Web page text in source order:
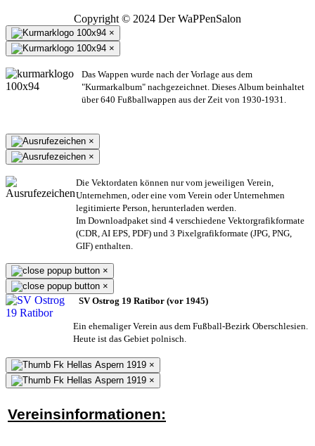
Copyright © 2024 Der WaPPenSalon
×
×
Das Wappen wurde nach der Vorlage aus dem
"Kurmarkalbum" nachgezeichnet. Dieses Album beinhaltet
über 640 Fußballwappen aus der Zeit von 1930-1931.
×
×
Die Vektordaten können nur vom jeweiligen Verein,
Unternehmen, oder eine vom Verein oder Unternehmen
legitimierte Person, herunterladen werden.
Im Downloadpaket sind 4 verschiedene Vektorgrafikformate
(CDR, AI EPS, PDF) und 3 Pixelgrafikformate (JPG, PNG,
GIF) enthalten.
×
×
SV Ostrog 19 Ratibor (vor 1945)
Ein ehemaliger Verein aus dem Fußball-Bezirk Oberschlesien.
Heute ist das Gebiet polnisch.
×
×
Vereinsinformationen: